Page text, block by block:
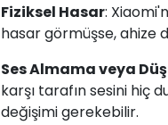
Fiziksel Hasar:
hasar görmüşse, ahize
Ses Almama veya
karşı tarafın sesini hiç
değişimi gerekebilir.